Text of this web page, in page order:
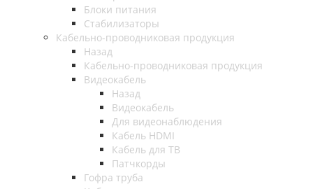
Блоки питания
Стабилизаторы
Кабельно-проводниковая продукция
Назад
Кабельно-проводниковая продукция
Видеокабель
Назад
Видеокабель
Для видеонаблюдения
Кабель HDMI
Кабель для ТВ
Патчкорды
Гофра труба